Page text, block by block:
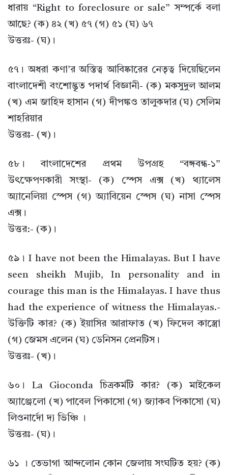
ধারায় “Right to foreclosure or sale” সম্পর্কে বলা
আছে? (ক) ৪২ (খ) ৫৭ (গ) ৫১ (ঘ) ৬৭
উত্তরঃ- (ঘ)।
৫৭। অধরা কণা’র অস্তিত্ব আবিষ্কারের নেতৃত্ব দিয়েছিলেন
বাংলাদেশী বংশোদ্ভূত পদার্থ বিজ্ঞানী- (ক) মকসুদুল আলম
(খ) এম জাহিদ হাসান (গ) দীপঙ্কও তালুকদার (ঘ) সেলিম
শাহরিয়ার
উত্তরঃ- (খ)।
৫৮। বাংলাদেশের প্রথম উপগ্রহ “বঙ্গবন্ধ-১”
উৎক্ষেপণকারী সংস্থা- (ক) স্পেস এক্স (খ) থ্যালেস
অ্যানেলিয়া স্পেস (গ) অ্যাবিয়েন স্পেস (ঘ) নাসা স্পেস
এক্স।
উত্তর:- (ক)।
৫৯। I have not been the Himalayas. But I have
seen sheikh Mujib, In personality and in
courage this man is the Himalayas. I have thus
had the experience of witness the Himalayas.-
উক্তিটি কার? (ক) ইয়াসির আরাফাত (খ) ফিদেল কাস্ত্রো
(গ) জেমস এলেন (ঘ) ডেনিসন প্রেনটিস।
উত্তরঃ- (খ)।
৬০। La Gioconda চিত্রকর্মটি কার? (ক) মাইকেল
অ্যাঞ্জেলো (খ) পাবেল পিকাসো (গ) জ্যাকব পিকাসো (ঘ)
লিওনার্দো দ্য ভিঞ্চি ।
উত্তরঃ- (ঘ)।
৬১ । তেভাগা আন্দলোন কোন জেলায় সংঘটিত হয়? (ক)